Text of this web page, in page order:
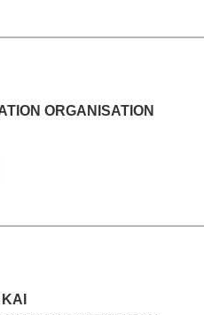
ORGANISATION